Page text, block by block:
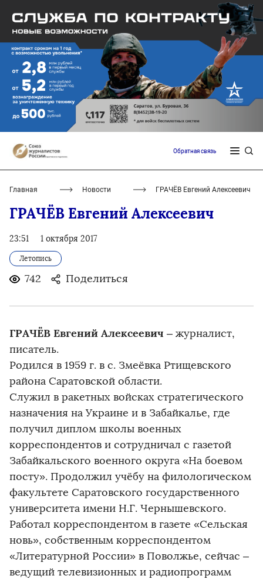
Обратная связь
Главная Новости ГРАЧЁВ Евгений Алексеевич
ГРАЧЁВ Евгений Алексеевич
23:51 1 октября 2017
Летопись
742 Поделиться
ГРАЧЁВ Евгений Алексеевич – журналист,
писатель.
Родился в 1959 г. в с. Змеёвка Ртищевского
района Саратовской области.
Служил в ракетных войсках стратегического
назначения на Украине и в Забайкалье, где
получил диплом школы военных
корреспондентов и сотрудничал с газетой
Забайкальского военного округа «На боевом
посту». Продолжил учёбу на филологическом
факультете Саратовского государственного
университета имени Н.Г. Чернышевского.
Работал корреспондентом в газете «Сельская
новь», собственным корреспондентом
«Литературной России» в Поволжье, сейчас –
ведущий телевизионных и радиопрограмм